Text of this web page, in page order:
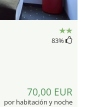
83%
70,00 EUR
por habitación y noche